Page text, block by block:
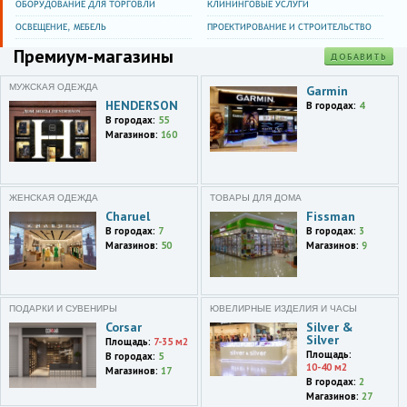
ул. Генерала Белова,35
Москва
МКАД,41-й километр,с1
Москва
МКАД,24-й км,1,корп.3,ТК
Твой дом,эт. 2
Москва и область
24 км МКАД
Vegas Каширское шоссе
Московская обл.
Мытищи г.,Олимпийский
просп.,29,ТЦ Формат
Химки г.,ул. Бутаково,4,МТК
Гранд
Москва
МКАД,66-й километр,66-й
км,корп.2,ТЦ Крокус-
Мебель,эт. 2
ОБОРУДОВАНИЕ ДЛЯ ТОРГОВЛИ КЛИНИНГОВЫЕ УСЛУГИ
ОСВЕЩЕНИЕ, МЕБЕЛЬ ПРОЕКТИРОВАНИЕ И СТРОИТЕЛЬСТВО
ДОБАВИТЬ
Премиум-магазины
МУЖСКАЯ ОДЕЖДА
HENDERSON
В городах: 55
Магазинов: 160
Garmin
В городах: 4
ЖЕНСКАЯ ОДЕЖДА
Charuel
В городах: 7
Магазинов: 50
ТОВАРЫ ДЛЯ ДОМА
Fissman
В городах: 3
Магазинов: 9
ПОДАРКИ И СУВЕНИРЫ
Corsar
Площадь: 7-35 м2
В городах: 5
Магазинов: 17
ЮВЕЛИРНЫЕ ИЗДЕЛИЯ И ЧАСЫ
Silver &
Silver
Площадь:
10-40 м2
В городах: 2
Магазинов: 27